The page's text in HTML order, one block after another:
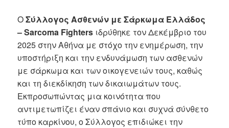
ΟΣύλλογος Ασθενών με Σάρκωμα Ελλάδος
– Sarcoma Fighters ιδρύθηκε τον Δεκέμβριο του
2025 στην Αθήνα με στόχο την ενημέρωση, την
υποστήριξη και την ενδυνάμωση των ασθενών
με σάρκωμα και των οικογενειών τους, καθώς
και τη διεκδίκηση των δικαιωμάτων τους.
Εκπροσωπώντας μια κοινότητα που
αντιμετωπίζει έναν σπάνιο και συχνά σύνθετο
τύπο καρκίνου, ο Σύλλογος επιδιώκει την